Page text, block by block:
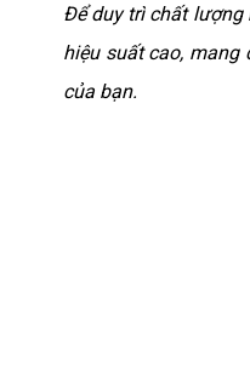
Để duy trì chất lượng
hiệu suất cao, mang
của bạn.